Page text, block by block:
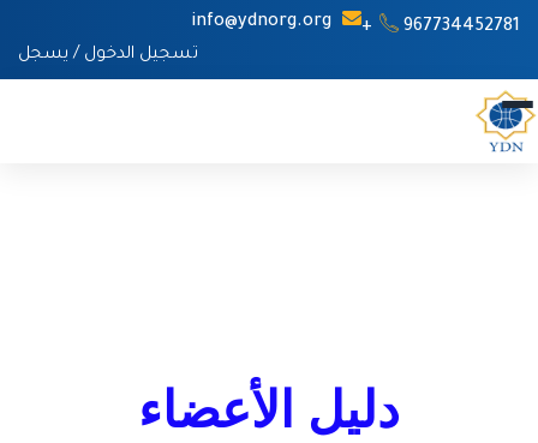
967734452781+
info@ydnorg.org
تسجيل الدخول / يسجل
دليل الأعضاء